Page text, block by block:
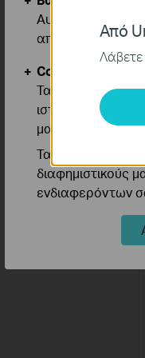
Από
Λάβετε
Αυτά τα cookie
Cookies
Τα cookie
ιστότοπό μας
μας.
Τα διαφημιστικά
διαφημιστικούς
ενδιαφερόντων